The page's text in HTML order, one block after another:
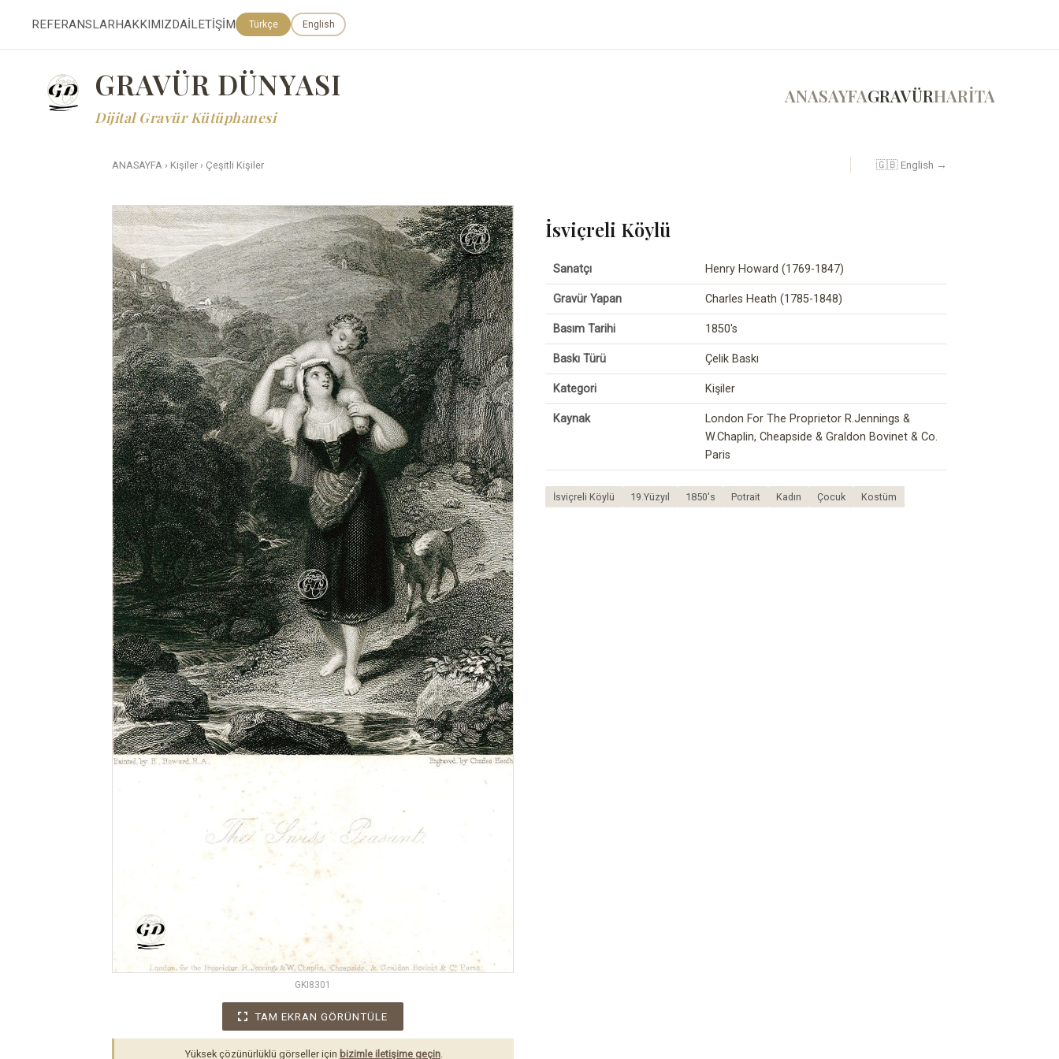
REFERANSLARHAKKIMIZDAİLETİŞİM Türkçe English
GRAVÜR DÜNYASI
Dijital Gravür Kütüphanesi
ANASAYFAGRAVÜRHARİTA
ANASAYFA › Kişiler › Çeşitli Kişiler 🇬🇧 English →
GKI8301
TAM EKRAN GÖRÜNTÜLE
Yüksek çözünürlüklü görseller için bizimle iletişime geçin
İsviçreli Köylü
Sanatçı Henry Howard (1769-1847)
Gravür Yapan Charles Heath (1785-1848)
Basım Tarihi 1850's
Baskı Türü Çelik Baskı
Kategori Kişiler
Kaynak
London For The Proprietor R.Jennings &
W.Chaplin, Cheapside & Graldon Bovinet & Co.
Paris
İsviçreli Köylü 19.Yüzyıl 1850's Potrait Kadın Çocuk Kostüm